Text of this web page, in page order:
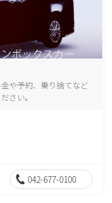
や予約、乗り捨てなど
さい。
042-677-0100